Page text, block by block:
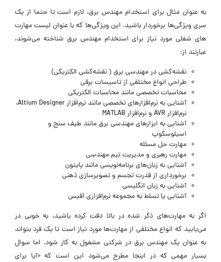
به عنوان مثال برای استخدام مهندس برق، لازم است تا حتما از یک
سری ویژگی‌ها برخوردار باشید. این ویژگی‌ها که با عنوان لیست مهارت‌
های شغلی مورد نیاز برای استخدام مهندس برق شناخته می‌شوند،
عبارتند از:
نقشه‌کشی در مهندسی برق ( نقشه‌کشی الکتریکی)
طراحی انواع مختلفی از تاسیسات برقی
محاسبات تخصصی مانند محاسبات الکتریکی
آشنایی به نرم‌افزارهای تخصصی مانند نرم‌افزار Altium Designer،
نرم‌افزار AVR و نرم‌افزار MATLAB
آشنایی به ابزارهای مهندسی برق مانند طیف سنج و
اسیلوسکوپ
مهارت حل مسئله
مهارت رهبری و مدیریت تیم مهندسی
آشنایی به زبان‌های برنامه‌نویسی مانند پایتون
برخورداری از قدرت تجسم و تصویرسازی ذهنی
آشنایی به زبان انگلیسی
آشنایی یا تسلط به مجموعه نرم‌افزاری آفیس
اگر به مهارت‌های ذکر شده در بالا دقت کرده باشید، به خوبی در
می‌یابید که انواع مختلفی از مهارت‌ها مورد نیاز است تا یک فرد بتواند
به عنوان یک مهندس برق در شرکتی مشغول به کار شود. اما سوال
بسیار مهمی که در اینجا مطرح می‌شود این است که «آیا برای